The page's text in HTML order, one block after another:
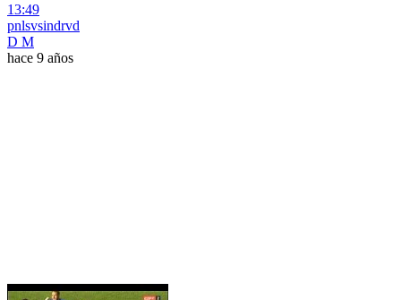
13:49
pnlsvsindrvd
D M
hace 9 años